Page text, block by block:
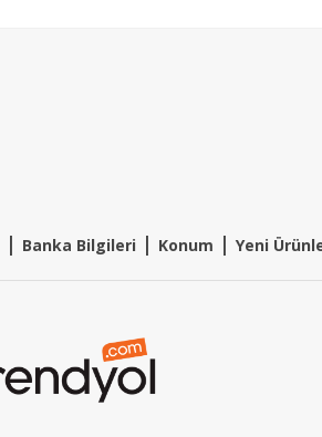
| Banka Bilgileri | Konum | Yeni